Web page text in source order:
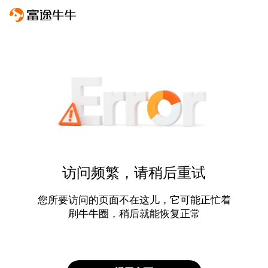
访问频繁，请稍后重试
您所要访问的页面不在这儿，它可能正忙着
刷牛牛圈，稍后就能恢复正常